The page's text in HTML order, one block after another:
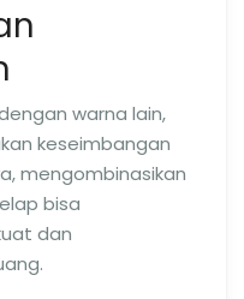
warna lain,
keseimbangan
mengombinasikan
bisa
dan